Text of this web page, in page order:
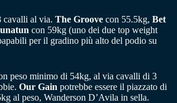
cavalli al via. The Groove con 55.5kg, Bet
con 59kg (uno dei due top weight
per il gradino più alto del podio su
peso minimo di 54kg, al via cavalli di 3
Our Gain potrebbe essere il piazzato di
al peso, Wanderson D’Avila in sella.